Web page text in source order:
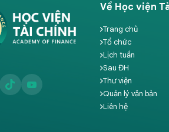
Về Học viện
Trang chủ
Tổ chức
Lịch tuần
Sau ĐH
Thư viện
Quản lý văn bản
Liên hệ